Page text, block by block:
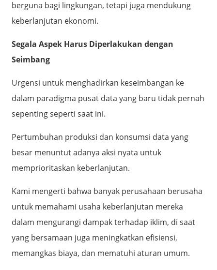
berguna bagi lingkungan, tetapi juga mendukung
keberlanjutan ekonomi.
Segala Aspek Harus Diperlakukan dengan
Seimbang
Urgensi untuk menghadirkan keseimbangan ke
dalam paradigma pusat data yang baru tidak pernah
sepenting seperti saat ini.
Pertumbuhan produksi dan konsumsi data yang
besar menuntut adanya aksi nyata untuk
memprioritaskan keberlanjutan.
Kami mengerti bahwa banyak perusahaan berusaha
untuk memahami usaha keberlanjutan mereka
dalam mengurangi dampak terhadap iklim, di saat
yang bersamaan juga meningkatkan efisiensi,
memangkas biaya, dan mematuhi aturan umum.